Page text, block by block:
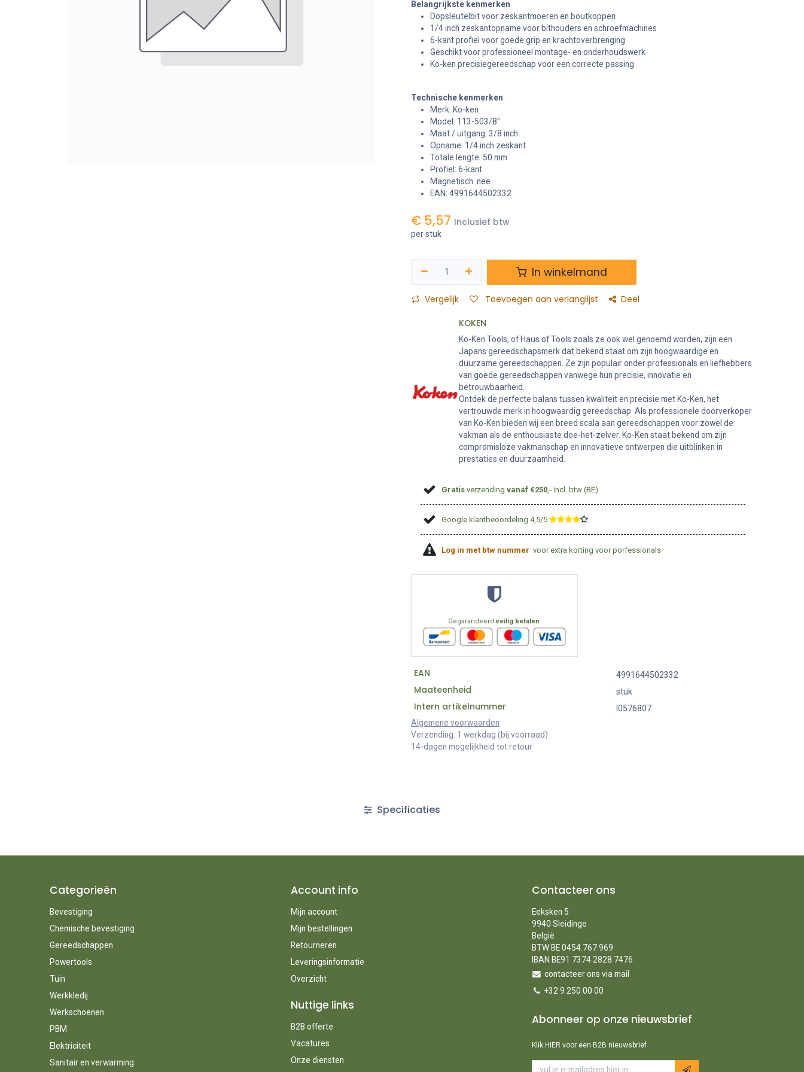
Belangrijkste kenmerken
Dopsleutelbit voor zeskantmoeren en boutkoppen
1/4 inch zeskantopname voor bithouders en schroefmachines
6-kant profiel voor goede grip en krachtoverbrenging
Geschikt voor professioneel montage- en onderhoudswerk
Ko-ken precisiegereedschap voor een correcte passing
Technische kenmerken
Merk: Ko-ken
Model: 113-503/8"
Maat / uitgang: 3/8 inch
Opname: 1/4 inch zeskant
Totale lengte: 50 mm
Profiel: 6-kant
Magnetisch: nee
EAN: 4991644502332
€ 5,57 Inclusief btw
per stuk
In winkelmand
Vergelijk Toevoegen aan verlanglijst Deel
KOKEN
Ko-Ken Tools, of Haus of Tools zoals ze ook wel genoemd worden, zijn een
Japans gereedschapsmerk dat bekend staat om zijn hoogwaardige en
duurzame gereedschappen. Ze zijn populair onder professionals en liefhebbers
van goede gereedschappen vanwege hun precisie, innovatie en
betrouwbaarheid.
Ontdek de perfecte balans tussen kwaliteit en precisie met Ko-Ken, het
vertrouwde merk in hoogwaardig gereedschap. Als professionele doorverkoper
van Ko-Ken bieden wij een breed scala aan gereedschappen voor zowel de
vakman als de enthousiaste doe-het-zelver. Ko-Ken staat bekend om zijn
compromisloze vakmanschap en innovatieve ontwerpen die uitblinken in
prestaties en duurzaamheid.
Gratis verzendingvanaf €250 ,- incl. btw (BE)
Google klantbeoordeling 4,5/5 ​
Log in met btw nummer voor extra korting voor porfessionals
Gegarandeerdveilig betalen
EAN 4991644502332
Maateenheid stuk
Intern artikelnummer
I0576807
Algemene voorwaarden
Verzending: 1 werkdag (bij voorraad)
14-dagen mogelijkheid tot retour
Specificaties
Categorieën
Bevestiging
Chemische bevestiging
Gereedschappen
Powertools
Tuin
Werkkledij
Werkschoenen
PBM
Elektriciteit
Sanitair en verwarming
Account info
Mijn account
Mijn bestellingen
Retourneren
Leveringsinformatie
Overzicht
Nuttige links
B2B offerte
Vacatures
Onze diensten
Contacteer ons
Eeksken 5
9940 Sleidinge
België
BTW BE 0454.767.969
IBAN BE91 7374 2828 7476
contacteer ons via mail
+32 9 250 00 00
Abonneer op onze nieuwsbrief
Klik HIER voor een B2B nieuwsbrief